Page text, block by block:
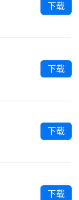
下载
下载
下载
下载